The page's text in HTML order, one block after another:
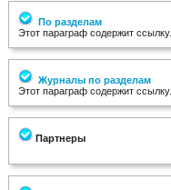
По разделам
Этот параграф содержит ссылку.
Журналы по разделам
Этот параграф содержит ссылку.
Партнеры